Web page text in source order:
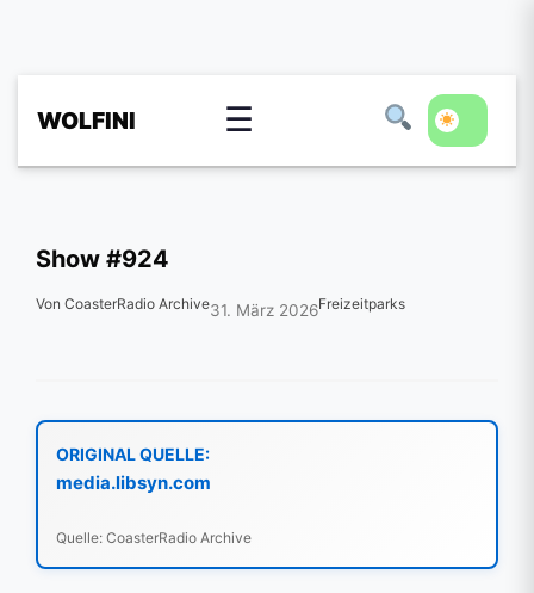
WOLFINI ☰
Show #924
Von CoasterRadio Archive31. März 2026Freizeitparks
ORIGINAL QUELLE:
media.libsyn.com
Quelle: CoasterRadio Archive